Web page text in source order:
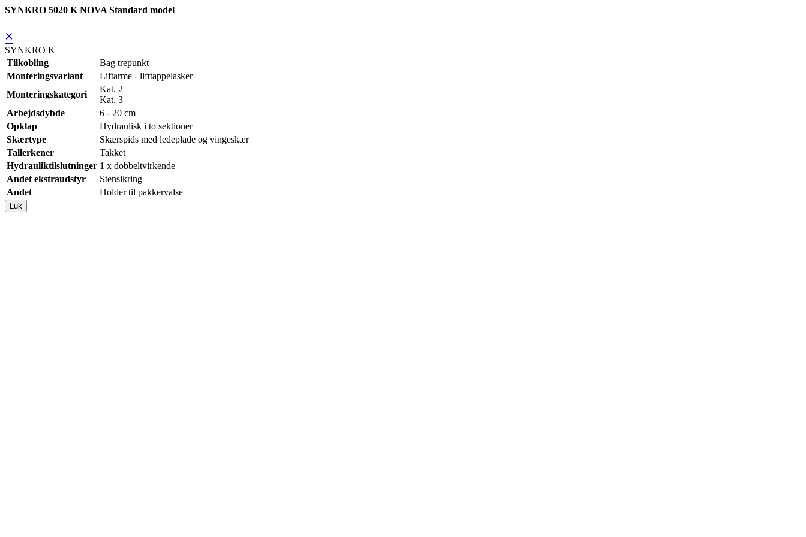
SYNKRO 5020 K NOVA Standard model
×
SYNKRO K
Tilkobling
Bag trepunkt
Monteringsvariant
Liftarme - lifttappelasker
Monteringskategori
Kat. 2
Kat. 3
Arbejdsdybde
6 - 20 cm
Opklap
Hydraulisk i to sektioner
Skærtype
Skærspids med ledeplade og vingeskær
Tallerkener
Takket
Hydrauliktilslutninger 1 x dobbeltvirkende
Andet ekstraudstyr
Stensikring
Andet
Holder til pakkervalse
Luk